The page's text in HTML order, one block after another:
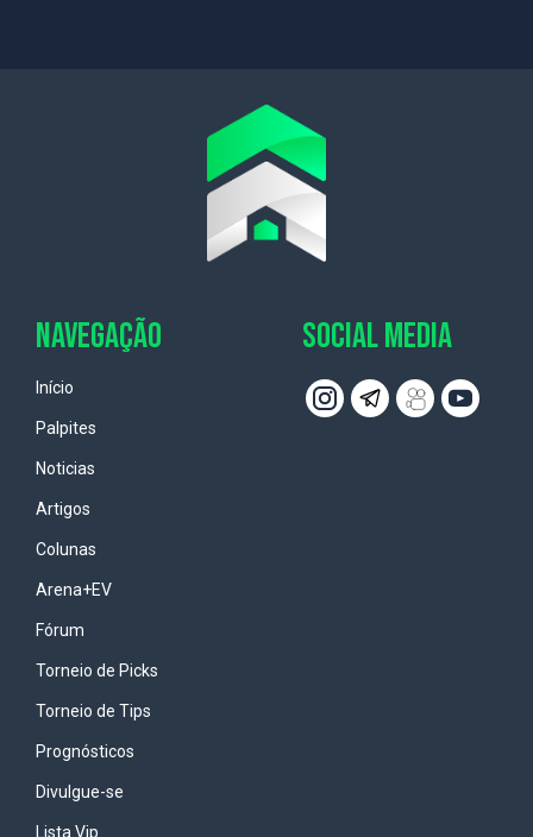
NAVEGAÇÃO
Início
Palpites
Noticias
Artigos
Colunas
Arena+EV
Fórum
Torneio de Picks
Torneio de Tips
Prognósticos
Divulgue-se
Lista Vip
SOCIAL MEDIA